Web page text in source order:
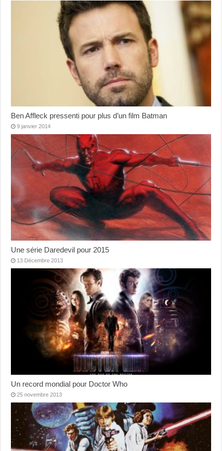
Ben Affleck pressenti pour plus d’un film Batman
9 janvier 2014
Une série Daredevil pour 2015
13 Décembre 2013
Un record mondial pour Doctor Who
25 novembre 2013